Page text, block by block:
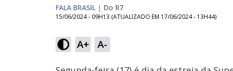
FALA BRASIL | Do R7
15/06/2024 - 09H13 (ATUALIZADO EM 17/06/2024 - 13H44)
A+ A-
Ativar
Som